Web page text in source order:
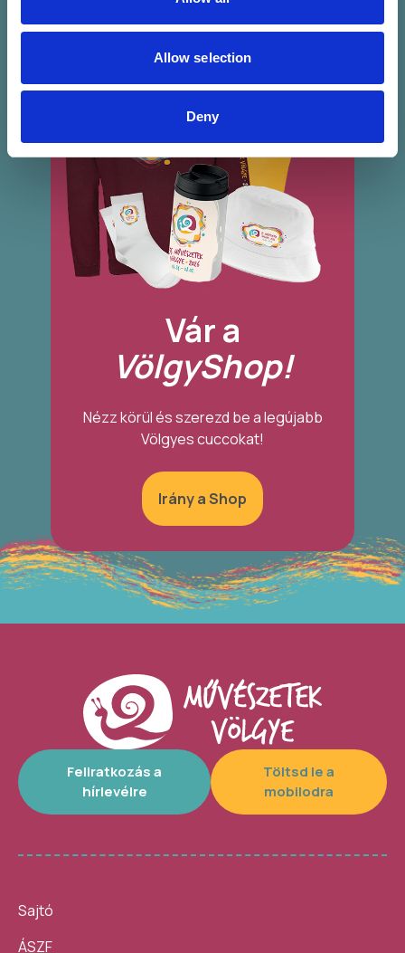
Allow selection
Deny
Vár a
VölgyShop!
Nézz körül és szerezd be a legújabb
Völgyes cuccokat!
Irány a Shop
Feliratkozás a
hírlevélre
Töltsd le a
mobilodra
Sajtó
ÁSZF